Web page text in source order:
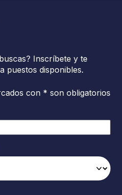
Inscríbete y te
puestos disponibles.
con * son obligatorios